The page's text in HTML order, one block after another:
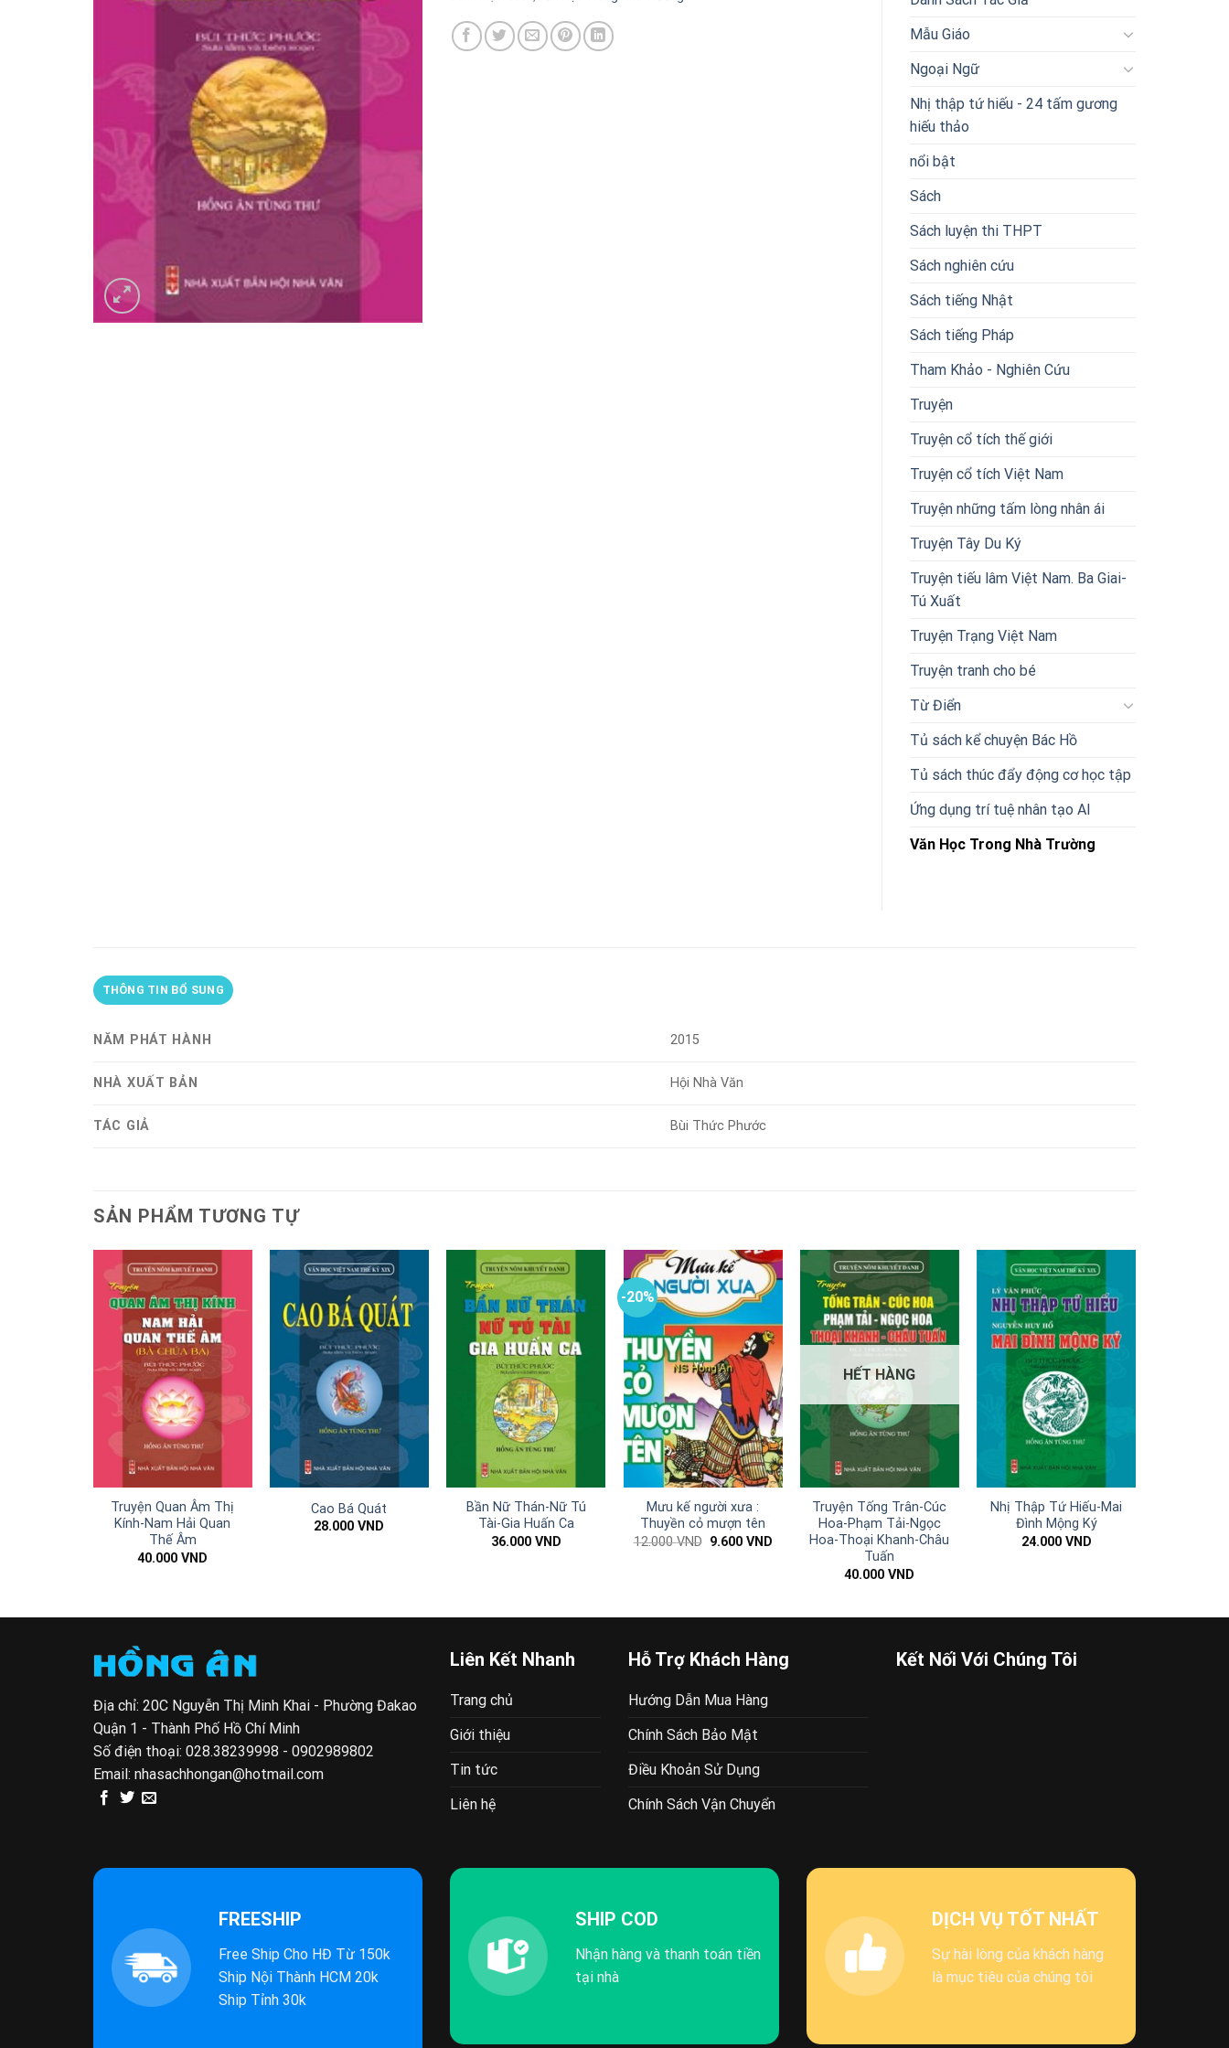
Mẫu Giáo
Ngoại Ngữ
Nhị thập tứ hiếu - 24 tấm gương
hiếu thảo
nổi bật
Sách
Sách luyện thi THPT
Sách nghiên cứu
Sách tiếng Nhật
Sách tiếng Pháp
Tham Khảo - Nghiên Cứu
Truyện
Truyện cổ tích thế giới
Truyện cổ tích Việt Nam
Truyện những tấm lòng nhân ái
Truyện Tây Du Ký
Truyện tiếu lâm Việt Nam. Ba Giai-
Tú Xuất
Truyện Trạng Việt Nam
Truyện tranh cho bé
Từ Điển
Tủ sách kể chuyện Bác Hồ
Tủ sách thúc đẩy động cơ học tập
Ứng dụng trí tuệ nhân tạo AI
Văn Học Trong Nhà Trường
THÔNG TIN BỔ SUNG
NĂM PHÁT HÀNH 2015
NHÀ XUẤT BẢN Hội Nhà Văn
TÁC GIẢ Bùi Thức Phước
SẢN PHẨM TƯƠNG TỰ
Truyện Quan Âm Thị
Kính-Nam Hải Quan
Thế Âm
40.000VND
Cao Bá Quát
28.000VND
Bần Nữ Thán-Nữ Tú
Tài-Gia Huấn Ca
36.000 VND
-20%
Mưu kế người xưa :
Thuyền cỏ mượn tên
12.000VND Giá
9.600 VNDGiá
HẾT HÀNG
Truyện Tống Trân-Cúc
Hoa-Phạm Tải-Ngọc
Hoa-Thoại Khanh-Châu
Tuấn
40.000VND
Nhị Thập Tứ Hiếu-Mai
Đình Mộng Ký
24.000 VND
Địa chỉ: 20C Nguyễn Thị Minh Khai - Phường Đakao
Quận 1 - Thành Phố Hồ Chí Minh
Số điện thoại: 028.38239998 - 0902989802
Email: nhasachhongan@hotmail.com
Liên Kết Nhanh
Trang chủ
Giới thiệu
Tin tức
Liên hệ
Hỗ Trợ Khách Hàng
Hướng Dẫn Mua Hàng
Chính Sách Bảo Mật
Điều Khoản Sử Dụng
Chính Sách Vận Chuyển
Kết Nối Với Chúng Tôi
FREESHIP
Free Ship Cho HĐ Từ 150k
Ship Nội Thành HCM 20k
Ship Tỉnh 30k
SHIP COD
Nhận hàng và thanh toán tiền
tại nhà
DỊCH VỤ TỐT NHẤT
Sự hài lòng của khách hàng
là mục tiêu của chúng tôi